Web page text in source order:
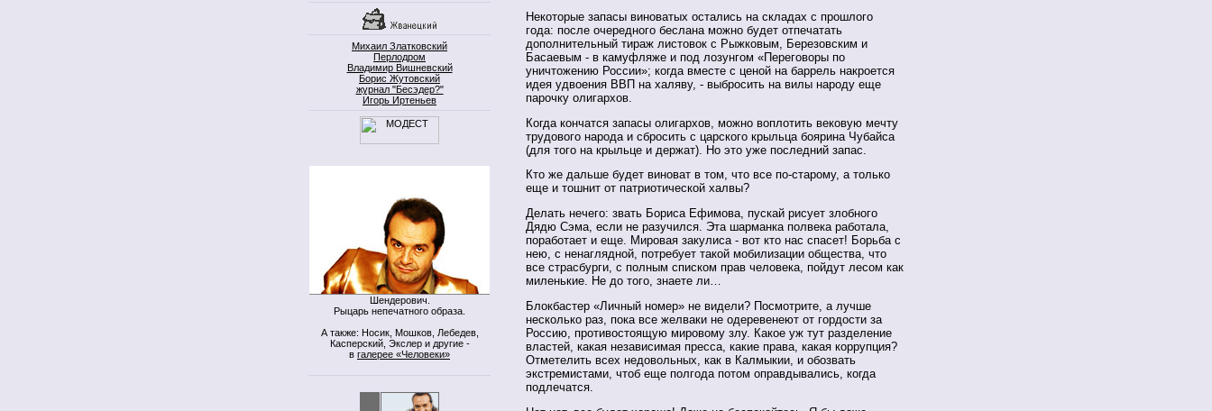
Михаил Златковский
Перлодром
Владимир Вишневский
Борис Жутовский
журнал "Бесэдер?"
Игорь Иртеньев
Шендерович.
Рыцарь непечатного образа.
А также: Носик, Мошков, Лебедев,
Касперский, Экслер и другие -
в галерее «Человеки»
Некоторые запасы виноватых остались на складах с прошлого
года: после очередного беслана можно будет отпечатать
дополнительный тираж листовок с Рыжковым, Березовским и
Басаевым - в камуфляже и под лозунгом «Переговоры по
уничтожению России»; когда вместе с ценой на баррель накроется
идея удвоения ВВП на халяву, - выбросить на вилы народу еще
парочку олигархов.
Когда кончатся запасы олигархов, можно воплотить вековую мечту
трудового народа и сбросить с царского крыльца боярина Чубайса
(для того на крыльце и держат). Но это уже последний запас.
Кто же дальше будет виноват в том, что все по-старому, а только
еще и тошнит от патриотической халвы?
Делать нечего: звать Бориса Ефимова, пускай рисует злобного
Дядю Сэма, если не разучился. Эта шарманка полвека работала,
поработает и еще. Мировая закулиса - вот кто нас спасет! Борьба с
нею, с ненаглядной, потребует такой мобилизации общества, что
все страсбурги, с полным списком прав человека, пойдут лесом как
миленькие. Не до того, знаете ли…
Блокбастер «Личный номер» не видели? Посмотрите, а лучше
несколько раз, пока все желваки не одеревенеют от гордости за
Россию, противостоящую мировому злу. Какое уж тут разделение
властей, какая независимая пресса, какие права, какая коррупция?
Отметелить всех недовольных, как в Калмыкии, и обозвать
экстремистами, чтоб еще полгода потом оправдывались, когда
подлечатся.